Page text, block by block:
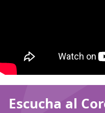
Escucha al